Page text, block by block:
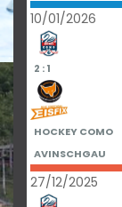
10/01/2026
2 : 1
HOCKEY COMO
AVINSCHGAU
27/12/2025